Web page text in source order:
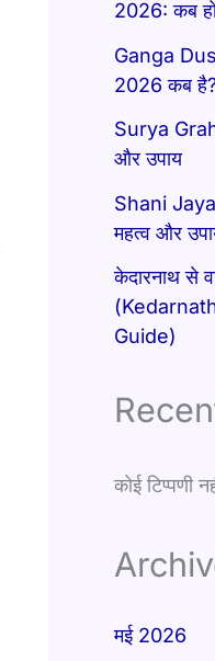
2026: कब
Ganga
2026 कब है?
Surya
और उपाय
Shani
महत्व और
केदारनाथ से
Guide)
कोई टिप्पणी
मई 2026